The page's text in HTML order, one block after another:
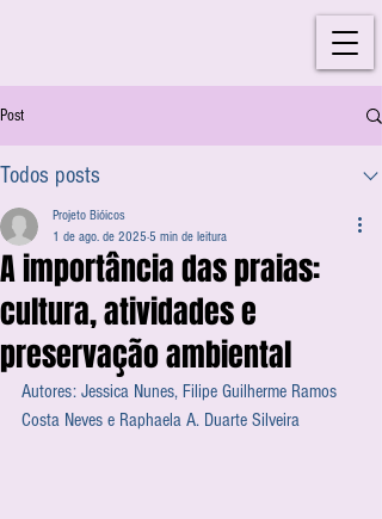
Post
Todos posts
A importância das praias:
cultura, atividades e
preservação ambiental
Projeto Bióicos
1 de ago. de 2025 5 min de leitura
Autores: Jessica Nunes, Filipe Guilherme Ramos
Costa Neves e Raphaela A. Duarte Silveira